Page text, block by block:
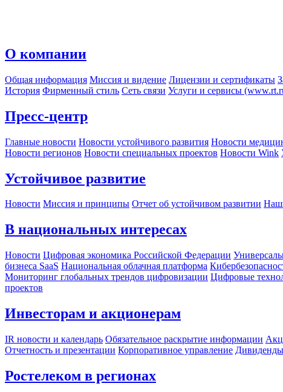
О компании
Общая информация Миссия и видение Лицензии и сертификаты
История Фирменный стиль Сеть связи Услуги и сервисы
Пресс-центр
Главные новости Новости устойчивого развития Новости
Новости регионов Новости специальных проектов Новости Wink
Устойчивое развитие
Новости Миссия и принципы Отчет об устойчивом развитии
В национальных интересах
Новости Цифровая экономика Российской Федерации
бизнеса SaaS Национальная облачная платформа
Мониторинг глобальных трендов цифровизации Цифровые
проектов
Инвесторам и акционерам
IR новости и календарь Обязательное раскрытие информации
Отчетность и презентации Корпоративное управление Дивиденды
Ростелеком в регионах